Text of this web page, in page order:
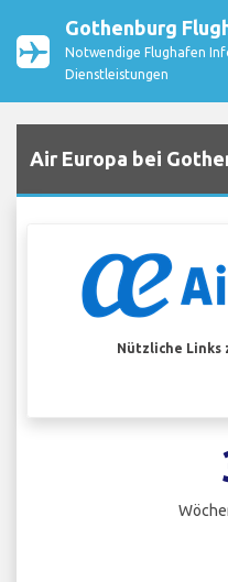
Gothenburg
Notwendige Flughafen
Dienstleistungen
Air Europa bei
Nützliche Links